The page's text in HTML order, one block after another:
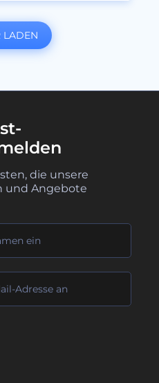
LADEN
die unsere
und Angebote